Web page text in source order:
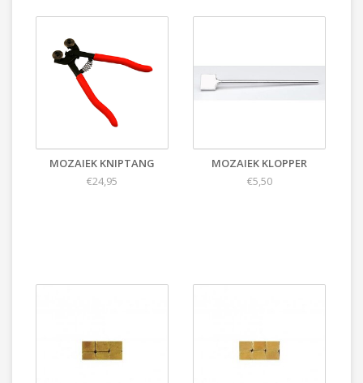
MOZAIEK KNIPTANG
€24,95
MOZAIEK KLOPPER
€5,50